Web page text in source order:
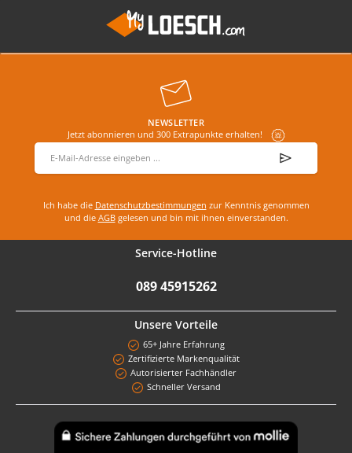
NEWSLETTER
Jetzt abonnieren und 300 Extrapunkte erhalten!
E-Mail-Adresse
Ich habe die Datenschutzbestimmungen zur Kenntnis genommen
und die AGBgelesen und bin mit ihnen einverstanden.
Service-Hotline
089 45915262
Unsere Vorteile
65+ Jahre Erfahrung
Zertifizierte Markenqualität
Autorisierter Fachhändler
Schneller Versand